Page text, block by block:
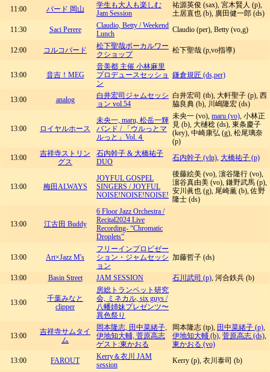
11:00 バード 岡山
学生も大人も楽しむ
Jam Session
祐源英俊 (sax), 宮木賢人 (p),
土居直也 (b), 廣田健一郎 (ds)
11:30
Saci Perere
Claudio, Betty / Weekend
Lunch
Claudio (per), Betty (vo,g)
12:00 コルコバード
松下聖哉ボーカルワー
クショップ
松下聖哉 (p,vo指導)
13:00 音吉！MEG
音美都 主催 小林麻里
プロデュースセッショ
ン
鎌倉規匠 (ds,per)
13:00 analog
白井宏司ジャムセッシ
ョン vol.54
白井宏司 (tb), 大軒聖子 (p), 西
脇良典 (b), 川嶋隆宏 (ds)
13:00 ロイヤルホース
未央一, maru, 松岳一輝
バンド / 「ウルっとマ
ルっと」Vol.４
未央一 (vo), maru (vo), 小林正
見 (b), 大樋稔 (ds), 東条慶子
(key), 中崎康弘 (g), 松尾璃奈
(p)
13:00
吉祥寺ストリン
グス
石内幹子 & 大橋祐子
DUO
石内幹子 (vln), 大橋祐子 (p)
13:00 梅田ALWAYS
JOYFUL GOSPEL
SINGERS / JOYFUL
NOISE!NOISE!NOISE!
後藤絵美 (vo), 濵谷隆行 (vo),
濵谷真由美 (vo), 鎌野武馬 (p),
安川眞也 (g), 尾崎薫 (b), 佐野
隆士 (ds)
13:00 江古田 Buddy
6 Floor Jazz Orchestra /
Recital2024 Live
Recording- “Chromatic
Droplets”
13:00 Art×Jazz M's
フリーインプロビゼー
ション・ジャムセッシ
ョン
加藤哲子 (ds)
13:00 Basin Street JAM SESSION 石川武司 (p), 河合鉄兵 (b)
13:00
千葉みなと
clipper
房総トランペット研究
会, ミネカル, six guys /
八幡姉妹プレゼンツ〜
異色祭り
13:00
吉祥寺サムタイ
ム
岡本隆志, 田中菜緒子,
伊地知大輔, 菅原高志
ゲスト:東かおる
岡本隆志 (tp), 田中菜緒子 (p),
伊地知大輔 (b), 菅原高志 (ds),
東かおる (vo)
13:00
FAROUT
Kerry＆衣川 JAM
session
Kerry (p), 衣川泰司 (b)